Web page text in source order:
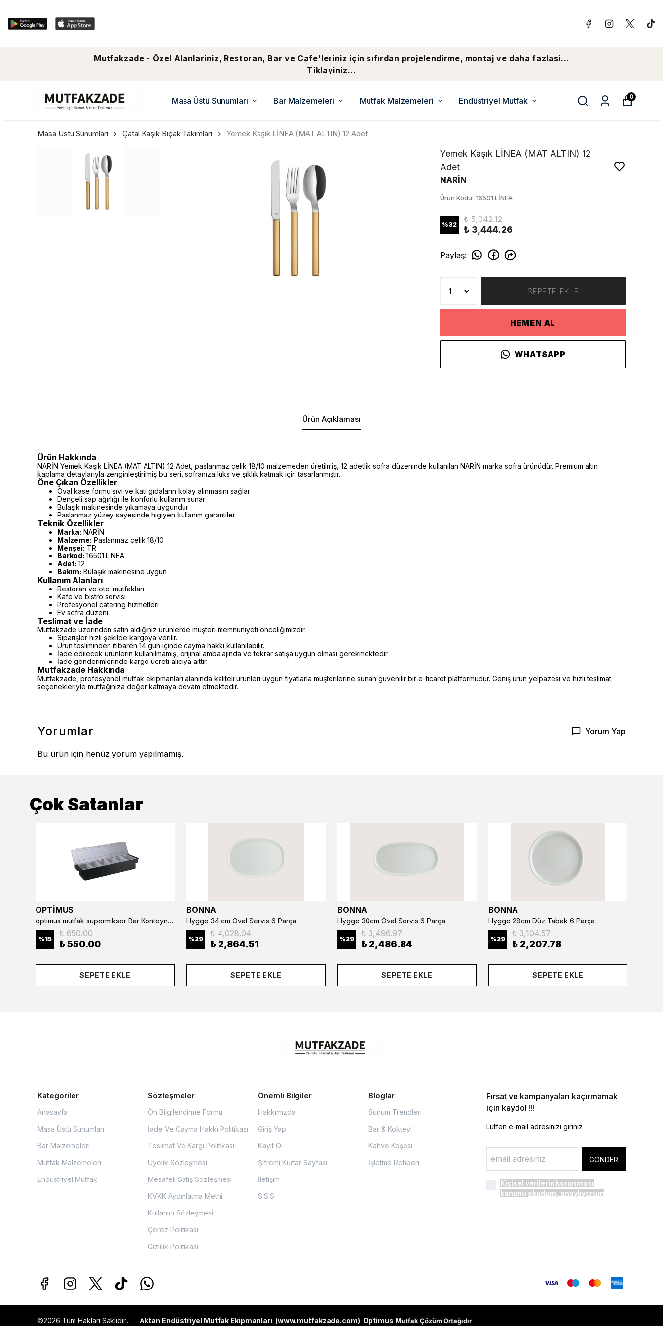
Mutfakzade - Özel Alanlariniz, Restoran, Bar ve Cafe'leriniz için sıfırdan projelendirme, montaj ve daha fazlasi...
Tiklayiniz...
Masa Üstü Sunumları Bar Malzemeleri Mutfak Malzemeleri Endüstriyel Mutfak 0
Masa Üstü Sunumları Çatal Kaşık Bıçak Takımları Yemek Kaşık LİNEA (MAT ALTIN) 12 Adet
Yemek Kaşık LİNEA (MAT ALTIN) 12
Adet
NARİN
Ürün Kodu: 16501.LİNEA
%32
₺ 5,042.12
₺ 3,444.26
Paylaş:
SEPETE EKLE
HEMEN AL
WHATSAPP
Ürün Açıklaması
Ürün Hakkında
NARİN Yemek Kaşık LİNEA (MAT ALTIN) 12 Adet, paslanmaz çelik 18/10 malzemeden üretilmiş, 12 adetlik sofra düzeninde kullanılan NARİN marka sofra ürünüdür. Premium altın
kaplama detaylarıyla zenginleştirilmiş bu seri, sofranıza lüks ve şıklık katmak için tasarlanmıştır.
Öne Çıkan Özellikler
Oval kase formu sıvı ve katı gıdaların kolay alınmasını sağlar
Dengeli sap ağırlığı ile konforlu kullanım sunar
Bulaşık makinesinde yıkamaya uygundur
Paslanmaz yüzey sayesinde higiyen kullanım garantiler
Teknik Özellikler
Marka: NARİN
Malzeme: Paslanmaz çelik 18/10
Menşei: TR
Barkod: 16501.LİNEA
Adet: 12
Bakım: Bulaşık makinesine uygun
Kullanım Alanları
Restoran ve otel mutfakları
Kafe ve bistro servisi
Profesyonel catering hizmetleri
Ev sofra düzeni
Teslimat ve İade
Mutfakzade üzerinden satın aldığınız ürünlerde müşteri memnuniyeti önceliğimizdir.
Siparişler hızlı şekilde kargoya verilir.
Ürün tesliminden itibaren 14 gün içinde cayma hakkı kullanılabilir.
İade edilecek ürünlerin kullanılmamış, orijinal ambalajında ve tekrar satışa uygun olması gerekmektedir.
İade gönderimlerinde kargo ücreti alıcıya aittir.
Mutfakzade Hakkında
Mutfakzade, profesyonel mutfak ekipmanları alanında kaliteli ürünleri uygun fiyatlarla müşterilerine sunan güvenilir bir e-ticaret platformudur. Geniş ürün yelpazesi ve hızlı teslimat
seçenekleriyle mutfağınıza değer katmaya devam etmektedir.
Yorumlar Yorum Yap
Bu ürün için henüz yorum yapılmamış.
Çok Satanlar
OPTİMUS
optimus mutfak supermıkser Bar Konteyner 6'lı 50×16×9 cm Kapaklı Polikarbon Organizer Bar & Kafe
%15
₺ 650.00
₺ 550.00
SEPETE EKLE
BONNA
Hygge 34 cm Oval Servis 6 Parça
%29
₺ 4,028.04
₺ 2,864.51
SEPETE EKLE
BONNA
Hygge 30cm Oval Servis 6 Parça
%29
₺ 3,496.97
₺ 2,486.84
SEPETE EKLE
BONNA
Hygge 28cm Düz Tabak 6 Parça
%29
₺ 3,104.57
₺ 2,207.78
SEPETE EKLE
Kategoriler
Anasayfa
Masa Üstü Sunumları
Bar Malzemeleri
Mutfak Malzemeleri
Endüstriyel Mutfak
Sözleşmeler
Ön Bilgilendirme Formu
İade Ve Cayma Hakkı Politikası
Teslimat Ve Kargı Politikası
Üyelik Sözleşmesi
Mesafeli Satış Sözleşmesi
KVKK Aydınlatma Metni
Kullanıcı Sözleşmesi
Çerez Politikası
Gizlilik Politikası
Önemli Bilgiler
Hakkımızda
Giriş Yap
Kayıt Ol
Şifremi Kurtar Sayfası
İletişim
S.S.S
Bloglar
Sunum Trendleri
Bar & Kokteyl
Kahve Köşesi
İşletme Rehberi
Fırsat ve kampanyaları kaçırmamak
için kaydol !!!
Lütfen e-mail adresinizi giriniz
GÖNDER
Kişisel verilerin korunması
kanunu okudum, onaylıyorum
©2026 Tüm Hakları Saklıdır... Aktan Endüstriyel Mutfak Ekipmanları (www.mutfakzade.com) Optimus Mutfak Çözüm Ortağıdır